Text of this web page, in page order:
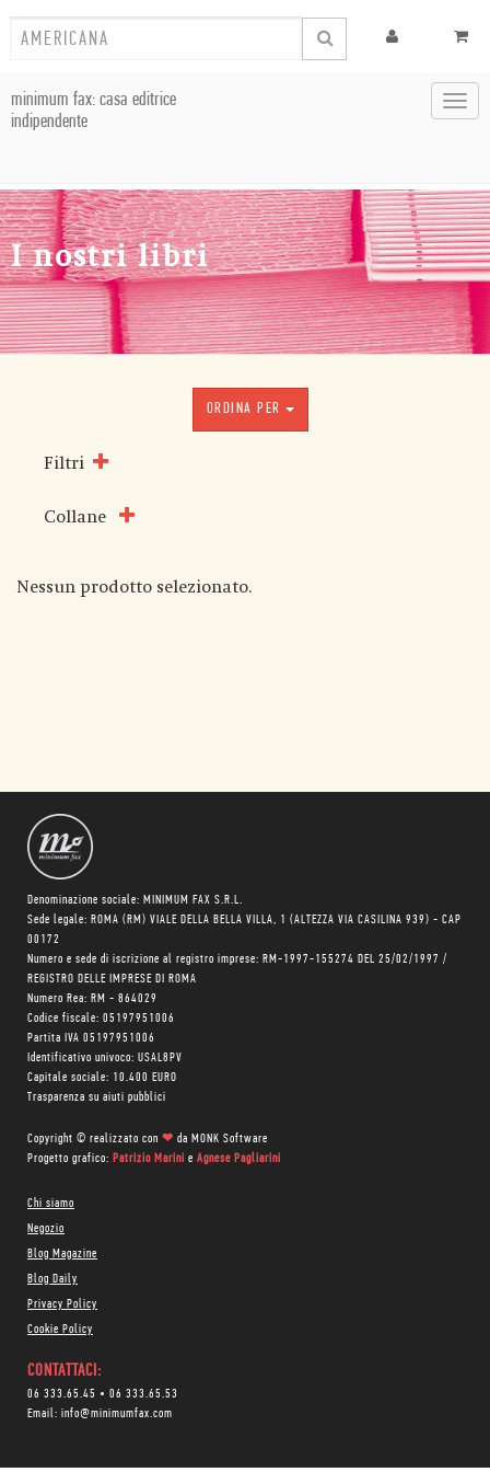
minimum fax: casa editrice
indipendente
I nostri libri
ORDINA PER
Filtri
Collane
Nessun prodotto selezionato.
Denominazione sociale: MINIMUM FAX S.R.L.
Sede legale: ROMA (RM) VIALE DELLA BELLA VILLA, 1 (ALTEZZA VIA CASILINA 939) - CAP
00172
Numero e sede di iscrizione al registro imprese: RM-1997-155274 DEL 25/02/1997 /
REGISTRO DELLE IMPRESE DI ROMA
Numero Rea: RM - 864029
Codice fiscale: 05197951006
Partita IVA 05197951006
Identificativo univoco: USAL8PV
Capitale sociale: 10.400 EURO
Trasparenza su aiuti pubblici
Copyright © realizzato con ❤ da MONK Software
Progetto grafico: Patrizio Marini e Agnese Pagliarini
Chi siamo
Negozio
Blog Magazine
Blog Daily
Privacy Policy
Cookie Policy
CONTATTACI:
06 333.65.45 • 06 333.65.53
Email: info@minimumfax.com